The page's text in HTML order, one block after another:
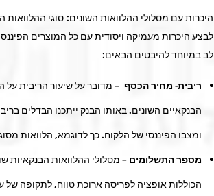
היכרות עם מסלולי ההלוואות השונים: סוגי ההלוואות
לבצע היכרות מעמיקה ויסודית עם כל המוצרים
לב במיוחד להיבטים הבאים:
ריבית- מחיר הכסף – מדובר על שיעור הריבית על
הבנקאיים השונים. באותו הבנק ייתכנו הבדלים
ומצבו הפיננסי של הלקוח. כך לדוגמא, הלוואות
מספר התשלומים – מסלולי ההלוואות הבנקאיות
הכוללות אופציה לפריסה ארוכת טווח, לתקופה